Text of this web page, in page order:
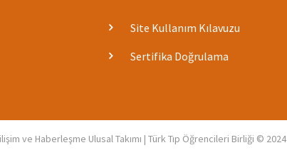
Site Kullanım Kılavuzu
Sertifika Doğrulama
ve Haberleşme Ulusal Takımı | Türk Tıp Öğrencileri Birliği © 2024